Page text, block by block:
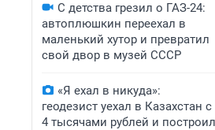
С детства грезил о ГАЗ-24:
автоплюшкин переехал в
маленький хутор и превратил
свой двор в музей СССР
«Я ехал в никуда»:
геодезист уехал в Казахстан с
4 тысячами рублей и построил